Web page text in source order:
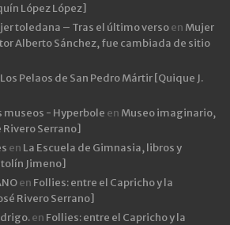
López López]
toledana – Tras el último versoen Mujer
Alberto Sánchez, fue cambiada de sitio
Los Pelaos de San Pedro Mártir [Quique J.
museos - Hyperbole en Museo imaginario,
Serrano]
en La Escuela de Gimnasia, libros y
Jimeno]
en Follies: entre el Capricho y la
Rivero Serrano]
en Follies: entre el Capricho y la